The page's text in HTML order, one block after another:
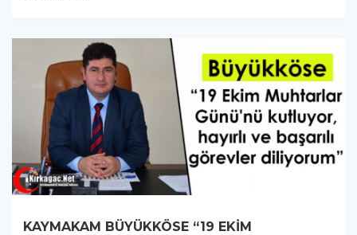
KAYMAKAM BÜYÜKKÖSE “19 EKİM